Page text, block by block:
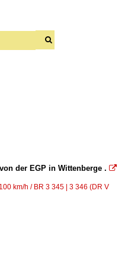
der EGP in Wittenberge . 
km/h / BR 3 345 | 3 346 (DR V